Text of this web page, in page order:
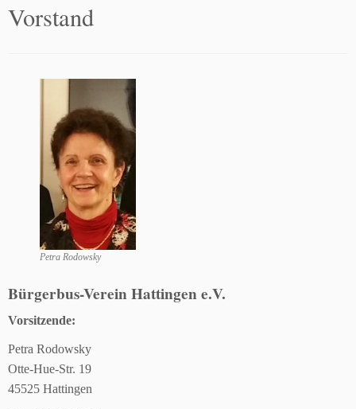
Vorstand
Petra Rodowsky
Bürgerbus-Verein Hattingen e.V.
Vorsitzende:
Petra Rodowsky
Otte-Hue-Str. 19
45525 Hattingen